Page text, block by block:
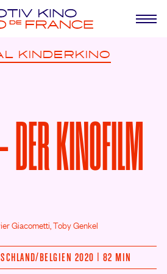
KINDERKINO
KINOFILM
Giacometti, Toby Genkel
BELGIEN 2020 | 82 MIN